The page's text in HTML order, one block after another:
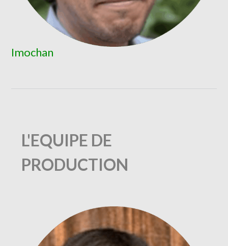
Imochan
L'EQUIPE DE
PRODUCTION